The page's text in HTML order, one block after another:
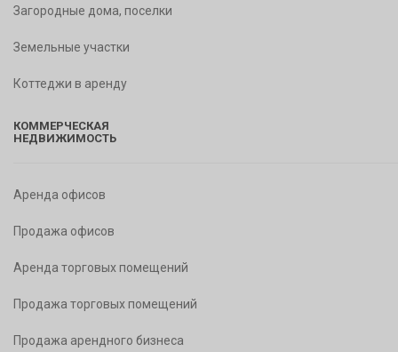
Загородные дома, поселки
Земельные участки
Коттеджи в аренду
КОММЕРЧЕСКАЯ
НЕДВИЖИМОСТЬ
Аренда офисов
Продажа офисов
Аренда торговых помещений
Продажа торговых помещений
Продажа арендного бизнеса